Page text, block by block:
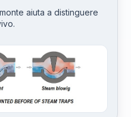
aiuta a distinguere